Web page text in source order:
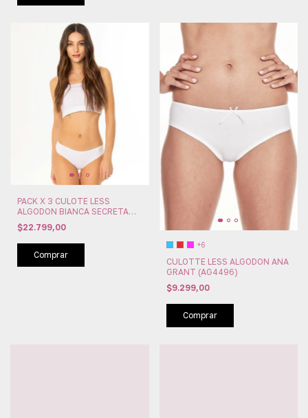
PACK X 3 CULOTE LESS
ALGODON BIANCA SECRETA
(BIA24353)
$22.799,00
Comprar
+6
CULOTTE LESS ALGODON ANA
GRANT (AG4496)
$9.299,00
Comprar